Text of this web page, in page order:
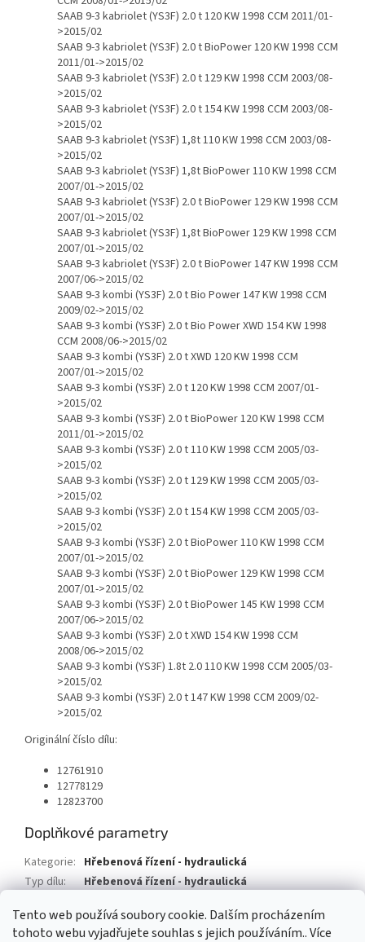
Tento web používá soubory cookie. Dalším procházením
tohoto webu vyjadřujete souhlas s jejich používáním.. Více
SAAB 9-3 kabriolet (YS3F) 2.0 t 120 KW 1998 CCM 2011/01-
>2015/02
SAAB 9-3 kabriolet (YS3F) 2.0 t BioPower 120 KW 1998 CCM
2011/01->2015/02
SAAB 9-3 kabriolet (YS3F) 2.0 t 129 KW 1998 CCM 2003/08-
>2015/02
SAAB 9-3 kabriolet (YS3F) 2.0 t 154 KW 1998 CCM 2003/08-
>2015/02
SAAB 9-3 kabriolet (YS3F) 1,8t 110 KW 1998 CCM 2003/08-
>2015/02
SAAB 9-3 kabriolet (YS3F) 1,8t BioPower 110 KW 1998 CCM
2007/01->2015/02
SAAB 9-3 kabriolet (YS3F) 2.0 t BioPower 129 KW 1998 CCM
2007/01->2015/02
SAAB 9-3 kabriolet (YS3F) 1,8t BioPower 129 KW 1998 CCM
2007/01->2015/02
SAAB 9-3 kabriolet (YS3F) 2.0 t BioPower 147 KW 1998 CCM
2007/06->2015/02
SAAB 9-3 kombi (YS3F) 2.0 t Bio Power 147 KW 1998 CCM
2009/02->2015/02
SAAB 9-3 kombi (YS3F) 2.0 t Bio Power XWD 154 KW 1998
CCM 2008/06->2015/02
SAAB 9-3 kombi (YS3F) 2.0 t XWD 120 KW 1998 CCM
2007/01->2015/02
SAAB 9-3 kombi (YS3F) 2.0 t 120 KW 1998 CCM 2007/01-
>2015/02
SAAB 9-3 kombi (YS3F) 2.0 t BioPower 120 KW 1998 CCM
2011/01->2015/02
SAAB 9-3 kombi (YS3F) 2.0 t 110 KW 1998 CCM 2005/03-
>2015/02
SAAB 9-3 kombi (YS3F) 2.0 t 129 KW 1998 CCM 2005/03-
>2015/02
SAAB 9-3 kombi (YS3F) 2.0 t 154 KW 1998 CCM 2005/03-
>2015/02
SAAB 9-3 kombi (YS3F) 2.0 t BioPower 110 KW 1998 CCM
2007/01->2015/02
SAAB 9-3 kombi (YS3F) 2.0 t BioPower 129 KW 1998 CCM
2007/01->2015/02
SAAB 9-3 kombi (YS3F) 2.0 t BioPower 145 KW 1998 CCM
2007/06->2015/02
SAAB 9-3 kombi (YS3F) 2.0 t XWD 154 KW 1998 CCM
2008/06->2015/02
SAAB 9-3 kombi (YS3F) 1.8t 2.0 110 KW 1998 CCM 2005/03-
>2015/02
SAAB 9-3 kombi (YS3F) 2.0 t 147 KW 1998 CCM 2009/02-
>2015/02
Originální číslo dílu:
12761910
12778129
12823700
Doplňkové parametry
Kategorie: Hřebenová řízení - hydraulická
Typ dílu:
Hřebenová řízení - hydraulická